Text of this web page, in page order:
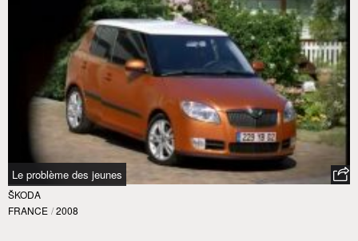
Le problème des jeunes
ŠKODA
FRANCE / 2008